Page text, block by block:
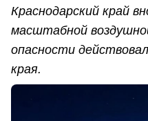
Краснодарский край
масштабной
опасности
края.